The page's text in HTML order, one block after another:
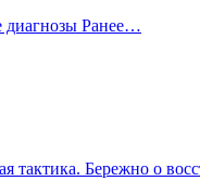
диагнозы Ранее…
тактика. Бережно о